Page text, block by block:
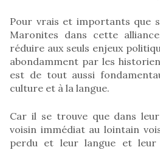
Pour vrais et importants que
Maronites dans cette
réduire aux seuls enjeux
abondamment par les
est de tout aussi
culture et à la langue.
Car il se trouve que dans
voisin immédiat au lointain
perdu et leur langue et